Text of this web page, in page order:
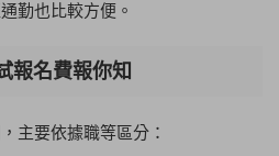
勤也比較方便。
報名費報你知
主要依據職等區分：